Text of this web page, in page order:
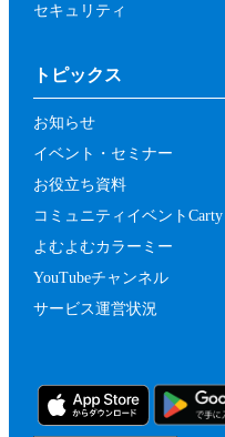
セキュリティ
トピックス
お知らせ
イベント・セミナー
お役立ち資料
コミュニティイベントCarty
よむよむカラーミー
YouTubeチャンネル
サービス運営状況